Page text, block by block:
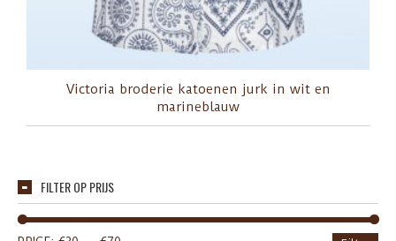
Victoria broderie katoenen jurk in wit en
marineblauw
FILTER OP PRIJS